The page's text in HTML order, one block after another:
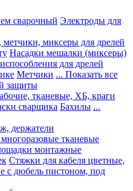
сварочный Электроды для
миксеры для дрелей
Насадки мешалки (миксеры)
для дрелей
Метчики ... Показать все
защиты
тканевые, ХБ, краги
сварщика Бахилы ...
держатели
тканевые
монтажные
Стяжки для кабеля цветные,
с дюбель пистоном, под